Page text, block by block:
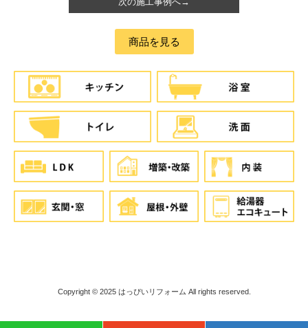
商品を見る
Copyright © 2025 はっぴいリフォーム All rights reserved.